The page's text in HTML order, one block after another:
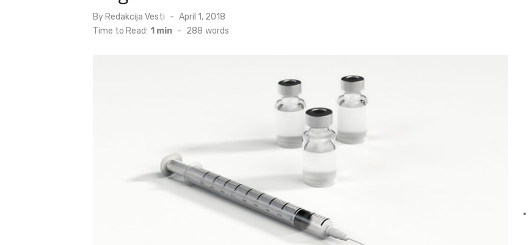
By Redakcija Vesti
Posted
on
April 1, 2018
Time to Read: 1 min - 288 words